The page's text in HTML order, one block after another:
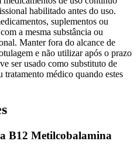
habilitado antes do uso.
suplementos ou
a mesma substância ou
Manter fora do alcance de
e não utilizar após o prazo
ser usado como substituto de
médico quando estes
B12 Metilcobalamina